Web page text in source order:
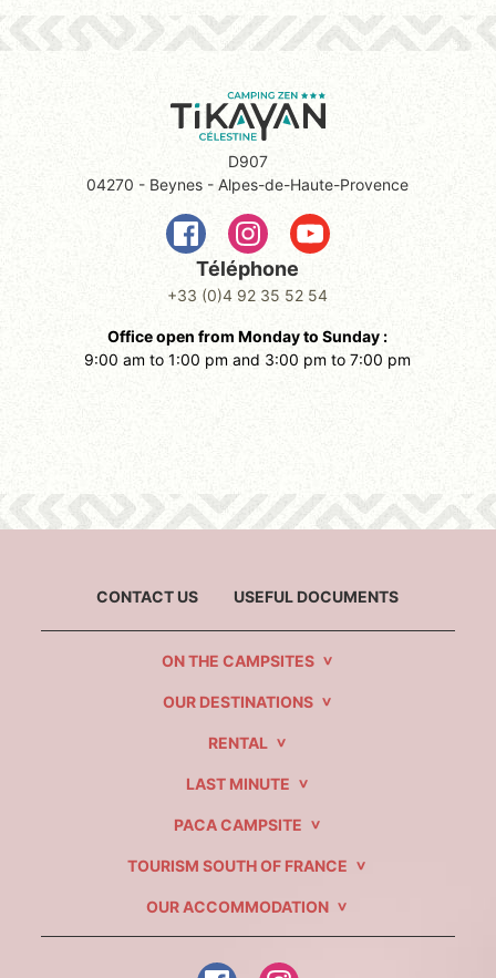
D907
04270 - Beynes - Alpes-de-Haute-Provence
Téléphone
+33 (0)4 92 35 52 54
Office open from Monday to Sunday :
9:00 am to 1:00 pm and 3:00 pm to 7:00 pm
CONTACT US USEFUL DOCUMENTS
ON THE CAMPSITES
OUR DESTINATIONS
RENTAL
LAST MINUTE
PACA CAMPSITE
TOURISM SOUTH OF FRANCE
OUR ACCOMMODATION